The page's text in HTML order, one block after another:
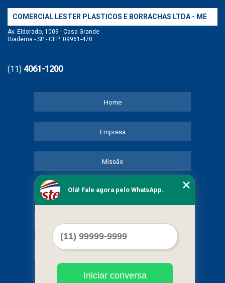
COMERCIAL LESTER PLASTICOS E BORRACHAS LTDA - ME
Av. Eldorado, 1009 - Casa Grande
Diadema - SP - CEP: 09961-470
(11) 4061-1200
Home
Empresa
Missão
Serviços
Mapa do site
Olá! Fale agora pelo WhatsApp.
Iniciar conversa